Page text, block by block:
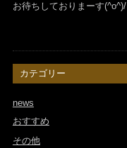
お待ちしておりまーす(^o^)/
カテゴリー
news
おすすめ
その他